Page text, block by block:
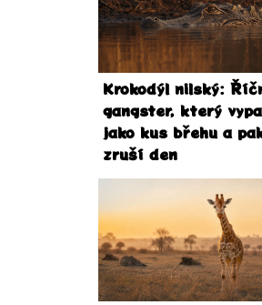
Krokodýl nilský:
gangster, který
jako kus břehu a
zruší den